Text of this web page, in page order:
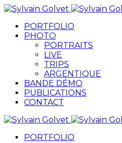
PORTFOLIO
PHOTO
PORTRAITS
LIVE
TRIPS
ARGENTIQUE
BANDE DÉMO
PUBLICATIONS
CONTACT
PORTFOLIO